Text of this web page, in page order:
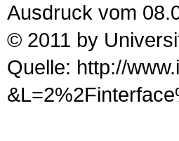
Ausdruck vom
© 2011 by
Quelle: http://